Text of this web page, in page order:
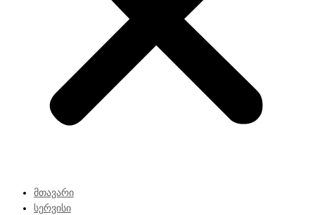
მთავარი
სერვისი